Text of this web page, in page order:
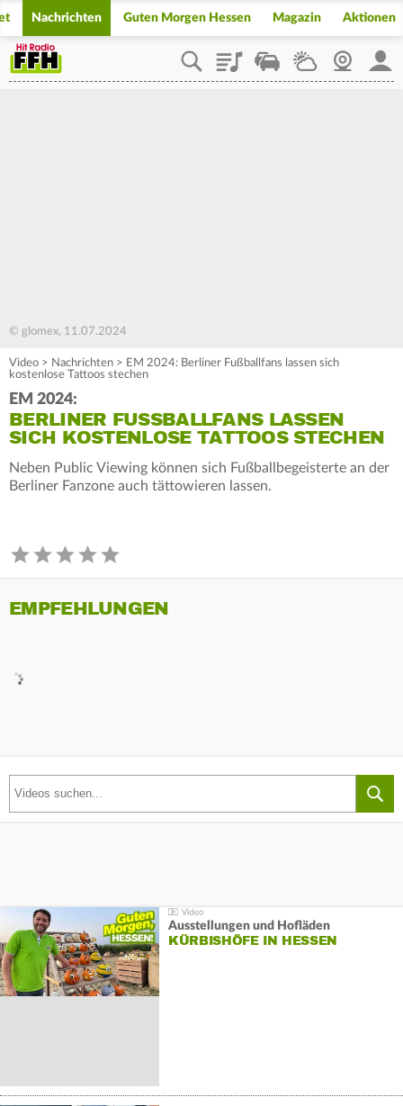
Nachrichten Guten Morgen Hessen Magazin Aktionen
PlaylistStaupilotWetterWebcam
© glomex, 11.07.2024
Video > Nachrichten > EM 2024: Berliner Fußballfans lassen sich
kostenlose Tattoos stechen
EM 2024:
BERLINER FUSSBALLFANS LASSEN S
ICH KOSTENLOSE TATTOOS STECHEN
Neben Public Viewing können sich Fußballbegeisterte an der
Berliner Fanzone auch tättowieren lassen.
EMPFEHLUNGEN
Ausstellungen und Hofläden
KÜRBISHÖFE IN HESSEN